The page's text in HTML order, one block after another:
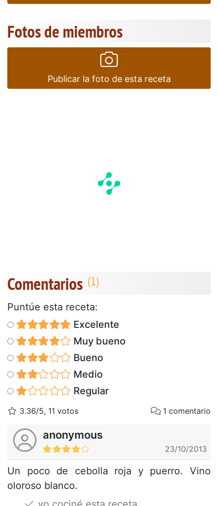
Fotos de miembros
Publicar la foto de esta receta
Comentarios
Puntúe esta receta:
Excelente
Muy bueno
Bueno
Medio
Regular
3.36/5, 11 votos 1 comentario
anonymous
23/10/2013
Un poco de cebolla roja y puerro. Vino
oloroso blanco.